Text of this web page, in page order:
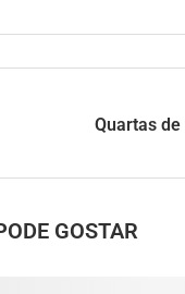
Quartas
GOSTAR